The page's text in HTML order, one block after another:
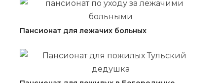
Пансионат для лежачих больных